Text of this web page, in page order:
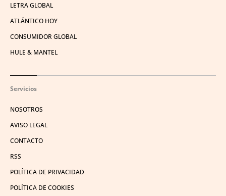
LETRA GLOBAL
ATLÁNTICO HOY
CONSUMIDOR GLOBAL
HULE & MANTEL
Servicios
NOSOTROS
AVISO LEGAL
CONTACTO
RSS
POLÍTICA DE PRIVACIDAD
POLÍTICA DE COOKIES